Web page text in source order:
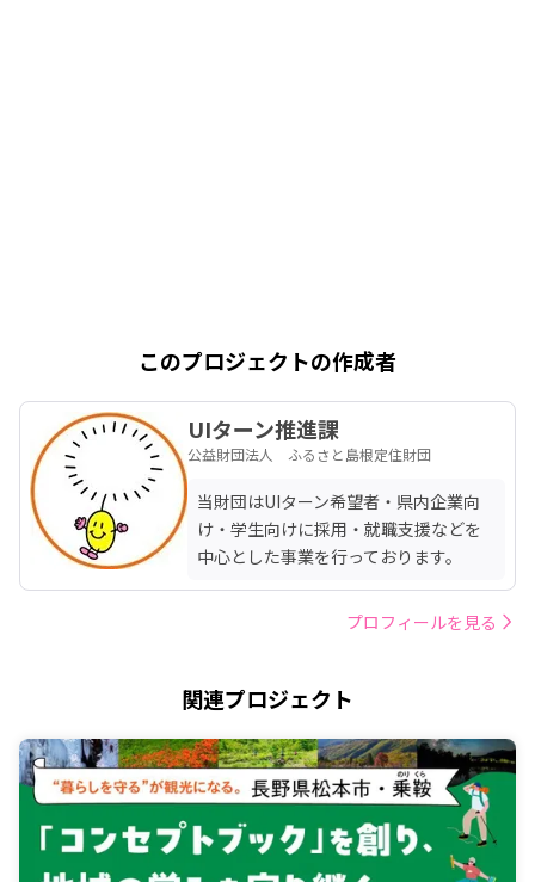
このプロジェクトの作成者
UIターン推進課
公益財団法人 ふるさと島根定住財団
当財団はUIターン希望者・県内企業向
け・学生向けに採用・就職支援などを
中心とした事業を行っております。
プロフィールを見る
関連プロジェクト